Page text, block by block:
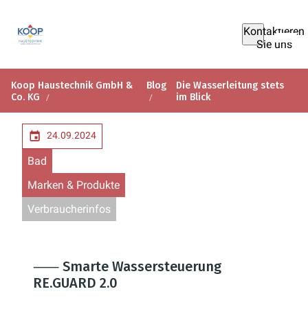
Kontaktieren
Sie uns
Koop Haustechnik GmbH &
Co. KG
Blog
Die Wasserleitung stets
im Blick
24.09.2024
Bad
Marken & Produkte
Verbraucherinfos
⸺ Smarte Wassersteuerung
RE.GUARD 2.0